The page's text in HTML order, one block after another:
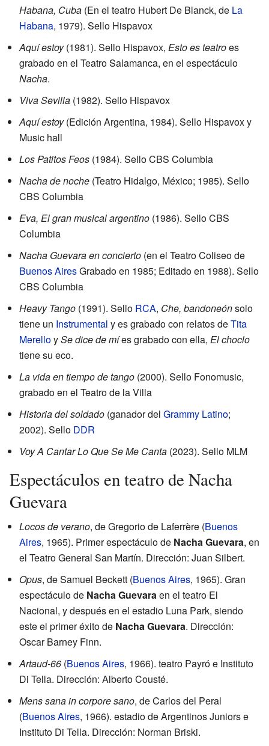
Habana, Cuba (En el teatro Hubert De Blanck, de La
Habana, 1979). Sello Hispavox
Aquí estoy(1981). Sello Hispavox, Esto es teatroes
grabado en el Teatro Salamanca, en el espectáculo
Nacha.
Viva Sevilla (1982). Sello Hispavox
Aquí estoy(Edición Argentina, 1984). Sello Hispavox y
Music hall
Los Patitos Feos (1984). Sello CBS Columbia
Nacha de noche (Teatro Hidalgo, México; 1985). Sello
CBS Columbia
Eva, El gran musical argentino (1986). Sello CBS
Columbia
Nacha Guevara en concierto (en el Teatro Coliseo de
Buenos AiresGrabado en 1985; Editado en 1988). Sello
CBS Columbia
Heavy Tango (1991). Sello RCA, Che, bandoneónsolo
tiene un Instrumental y es grabado con relatos deTita
MerelloySe dice de míes grabado con ella, El choclo
tiene su eco.
La vida en tiempo de tango (2000). Sello Fonomusic,
grabado en el Teatro de la Villa
Historia del soldado (ganador del Grammy Latino;
2002). Sello DDR
Voy A Cantar Lo Que Se Me Canta (2023). Sello MLM
Espectáculos en teatro de Nacha
Guevara
Locos de verano, de Gregorio de Laferrère (Buenos
Aires, 1965). Primer espectáculo de Nacha Guevara, en
el Teatro General San Martín. Dirección: Juan Silbert.
Opus, de Samuel Beckett (Buenos Aires, 1965). Gran
espectáculo de Nacha Guevaraen el teatro El
Nacional, y después en el estadio Luna Park, siendo
este el primer éxito de Nacha Guevara. Dirección:
Oscar Barney Finn.
Artaud-66 (Buenos Aires, 1966). teatro Payró e Instituto
Di Tella. Dirección: Alberto Cousté.
Mens sana in corpore sano, de Carlos del Peral
(Buenos Aires, 1966). estadio de Argentinos Juniors e
Instituto Di Tella. Dirección: Norman Briski.